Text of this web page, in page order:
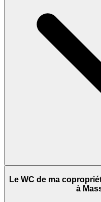
Le WC de ma
à